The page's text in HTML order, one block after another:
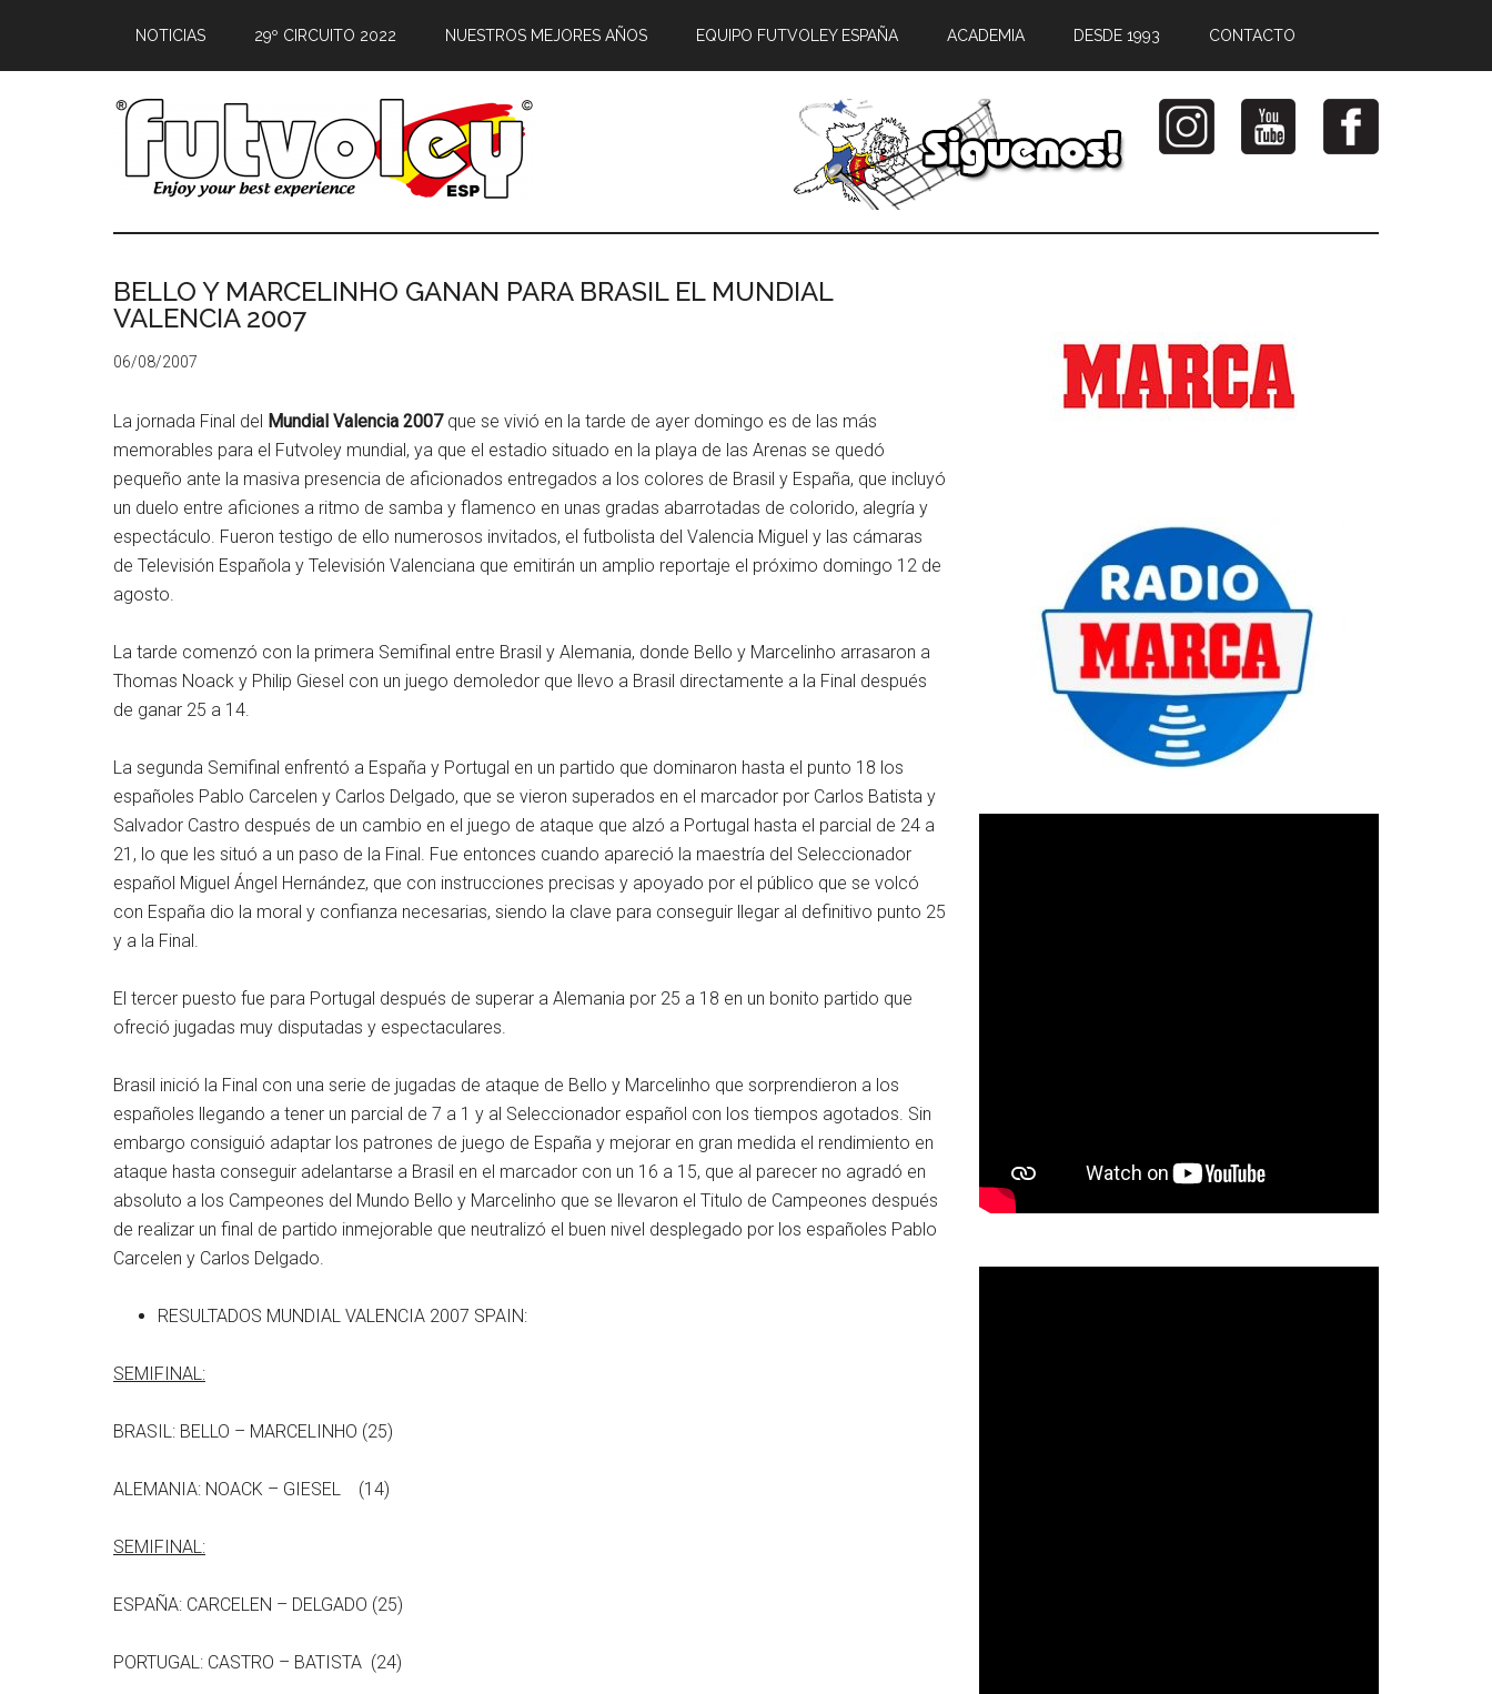
NOTICIAS 29º CIRCUITO 2022 NUESTROS MEJORES AÑOS EQUIPO FUTVOLEY ESPAÑA ACADEMIA DESDE 1993 CONTACTO
BELLO Y MARCELINHO GANAN PARA BRASIL EL MUNDIAL
VALENCIA 2007
06/08/2007
La jornada Final del Mundial Valencia 2007que se vivió en la tarde de ayer domingo es de las más
memorables para el Futvoley mundial, ya que el estadio situado en la playa de las Arenas se quedó
pequeño ante la masiva presencia de aficionados entregados a los colores de Brasil y España, que incluyó
un duelo entre aficiones a ritmo de samba y flamenco en unas gradas abarrotadas de colorido, alegría y
espectáculo. Fueron testigo de ello numerosos invitados, el futbolista del Valencia Miguel y las cámaras
de Televisión Española y Televisión Valenciana que emitirán un amplio reportaje el próximo domingo 12 de
agosto.
La tarde comenzó con la primera Semifinal entre Brasil y Alemania, donde Bello y Marcelinho arrasaron a
Thomas Noack y Philip Giesel con un juego demoledor que llevo a Brasil directamente a la Final después
de ganar 25 a 14.
La segunda Semifinal enfrentó a España y Portugal en un partido que dominaron hasta el punto 18 los
españoles Pablo Carcelen y Carlos Delgado, que se vieron superados en el marcador por Carlos Batista y
Salvador Castro después de un cambio en el juego de ataque que alzó a Portugal hasta el parcial de 24 a
21, lo que les situó a un paso de la Final. Fue entonces cuando apareció la maestría del Seleccionador
español Miguel Ángel Hernández, que con instrucciones precisas y apoyado por el público que se volcó
con España dio la moral y confianza necesarias, siendo la clave para conseguir llegar al definitivo punto 25
y a la Final.
El tercer puesto fue para Portugal después de superar a Alemania por 25 a 18 en un bonito partido que
ofreció jugadas muy disputadas y espectaculares.
Brasil inició la Final con una serie de jugadas de ataque de Bello y Marcelinho que sorprendieron a los
españoles llegando a tener un parcial de 7 a 1 y al Seleccionador español con los tiempos agotados. Sin
embargo consiguió adaptar los patrones de juego de España y mejorar en gran medida el rendimiento en
ataque hasta conseguir adelantarse a Brasil en el marcador con un 16 a 15, que al parecer no agradó en
absoluto a los Campeones del Mundo Bello y Marcelinho que se llevaron el Titulo de Campeones después
de realizar un final de partido inmejorable que neutralizó el buen nivel desplegado por los españoles Pablo
Carcelen y Carlos Delgado.
RESULTADOS MUNDIAL VALENCIA 2007 SPAIN:
SEMIFINAL:
BRASIL: BELLO – MARCELINHO (25)
ALEMANIA: NOACK – GIESEL (14)
SEMIFINAL:
ESPAÑA: CARCELEN – DELGADO (25)
PORTUGAL: CASTRO – BATISTA (24)